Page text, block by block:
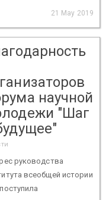
21 May 2019
научной
"Шаг
руководства
всеобщей истории